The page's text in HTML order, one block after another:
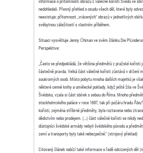
informace o přítomnosti obrazů z válečné kořisti Švédů ve
nedohledali. Přesný přehled o osudu všech děl, které byly
neexistuje; přítomnost „vrácených“ obrazů v jednotlivých
svébytnou záležitostí s vlastním příběhem.
Situaci vysvětluje Jenny Öhman ve svém článku Die
Perspektive:
„Často se předpokládá, že většina předmětů z pražské kořisti
částečně pravda. Velká část válečné kořisti zůstává v držení
soukromých osob. Místo pobytu mnoha dalších majetků je
některé cenné knihy a umělecké poklady, když ještě žila ve
Švédsko, vzala si část sbírek s sebou do Říma. Mnoho
stockholmského paláce v roce 1697, tak při požáru hradu
kořisti, zejména stříbrné předměty, byla roztavena nebo
dědictvím nebo prodejem. (…) část válečné kořisti se nikdy
důstojníci švédské armády nebyli švédského původu a
zemí a transporty byly také nebezpečné.“ (strojový překlad)
Citovaný článek nabízí také informace o řadě odcizených děl